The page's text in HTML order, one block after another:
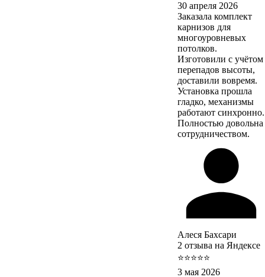
30 апреля 2026
Заказала комплект
карнизов для
многоуровневых
потолков.
Изготовили с учётом
перепадов высоты,
доставили вовремя.
Установка прошла
гладко, механизмы
работают синхронно.
Полностью довольна
сотрудничеством.
Алеся Бахсари
2 отзыва на Яндексе
⭐⭐⭐⭐⭐
3 мая 2026